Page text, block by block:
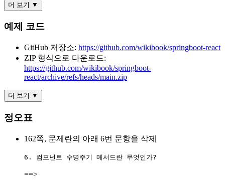
더 보기 ▼
예제 코드
GitHub 저장소: https://github.com/wikibook/springboot-react
ZIP 형식으로 다운로드:
https://github.com/wikibook/springboot-
react/archive/refs/heads/main.zip
더 보기 ▼
정오표
162쪽, 문제란의 아래 6번 문항을 삭제
6. 컴포넌트 수명주기 메서드란 무엇인가?
==>